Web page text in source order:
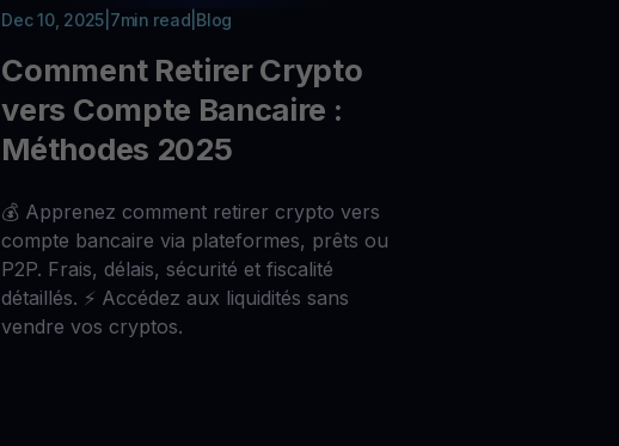
Dec 10, 2025 7min read Blog
Comment Retirer Crypto
vers Compte Bancaire :
Méthodes 2025
💰 Apprenez comment retirer crypto vers
compte bancaire via plateformes, prêts ou
P2P. Frais, délais, sécurité et fiscalité
détaillés. ⚡ Accédez aux liquidités sans
vendre vos cryptos.